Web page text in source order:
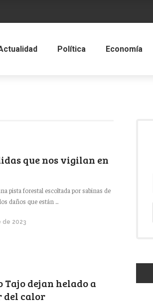
Política Economía
que nos vigilan en
pista forestal escoltada por sabinas de
daños que están ...
de 2023
Tajo dejan helado a
del calor